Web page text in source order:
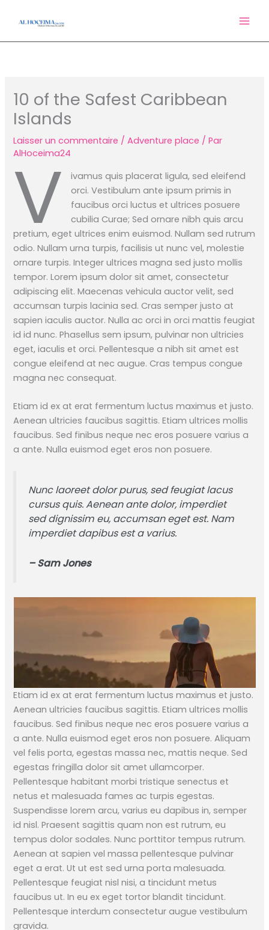
10 of the Safest Caribbean
Islands
Laisser un commentaire /Adventure place / Par
AlHoceima24
V
ivamus quis placerat ligula, sed eleifend
orci. Vestibulum ante ipsum primis in
faucibus orci luctus et ultrices posuere
cubilia Curae; Sed ornare nibh quis arcu
pretium, eget ultrices enim euismod. Nullam sed rutrum
odio. Nullam urna turpis, facilisis ut nunc vel, molestie
ornare turpis. Integer ultrices magna sed justo mollis
tempor. Lorem ipsum dolor sit amet, consectetur
adipiscing elit. Maecenas vehicula auctor velit, sed
accumsan turpis lacinia sed. Cras semper justo at
sapien iaculis auctor. Nulla ac orci in orci mattis feugiat
id id nunc. Phasellus sem ipsum, pulvinar non ultricies
eget, iaculis et orci. Pellentesque a nibh sit amet est
congue eleifend at nec augue. Cras tempus congue
magna nec consequat.
Etiam id ex at erat fermentum luctus maximus et justo.
Aenean ultricies faucibus sagittis. Etiam ultrices mollis
faucibus. Sed finibus neque nec eros posuere varius a
a ante. Nulla euismod eget eros non posuere.
Nunc laoreet dolor purus, sed feugiat lacus
cursus quis. Aenean ante dolor, imperdiet
sed dignissim eu, accumsan eget est. Nam
imperdiet dapibus est a varius.
– Sam Jones
Etiam id ex at erat fermentum luctus maximus et justo.
Aenean ultricies faucibus sagittis. Etiam ultrices mollis
faucibus. Sed finibus neque nec eros posuere varius a
a ante. Nulla euismod eget eros non posuere. Aliquam
vel felis porta, egestas massa nec, mattis neque. Sed
egestas fringilla dolor sit amet ullamcorper.
Pellentesque habitant morbi tristique senectus et
netus et malesuada fames ac turpis egestas.
Suspendisse lorem arcu, varius eu dapibus in, semper
id nisl. Praesent sagittis quam non est rutrum, eu
tempus dolor sodales. Nunc porttitor tempus rutrum.
Aenean at sapien vel massa pellentesque pulvinar
eget a erat. Ut ut est sed urna porta malesuada.
Pellentesque feugiat nisl nisi, a tincidunt metus
faucibus ut. In eu ex eget tortor blandit tincidunt.
Pellentesque interdum consectetur augue vestibulum
gravida.